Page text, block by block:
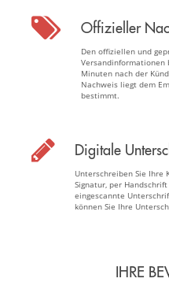
Offizieller
Den offiziellen und
Versandinformationen
Minuten nach der
Nachweis liegt dem
bestimmt.
Digitale
Unterschreiben Sie Ihre
Signatur, per
eingescannte
können Sie Ihre
IHRE